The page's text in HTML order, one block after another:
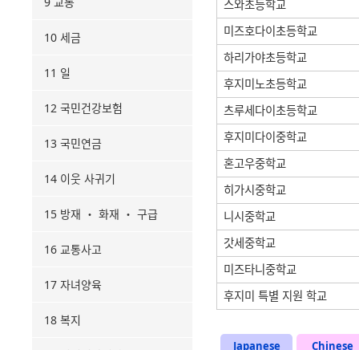
10 세금
11 일
12 국민건강보험
13 국민연금
14 이웃 사귀기
15 방재 ・ 화재 ・ 구급
16 교통사고
17 자녀양육
18 복지
스와초등학교
미즈호다이초등학교
하리가야초등학교
후지미노초등학교
츠루세다이초등학교
후지미다이중학교
혼고우중학교
히가시중학교
니시중학교
갓세중학교
미즈타니중학교
후지미 특별 지원 학교
Japanese Chinese